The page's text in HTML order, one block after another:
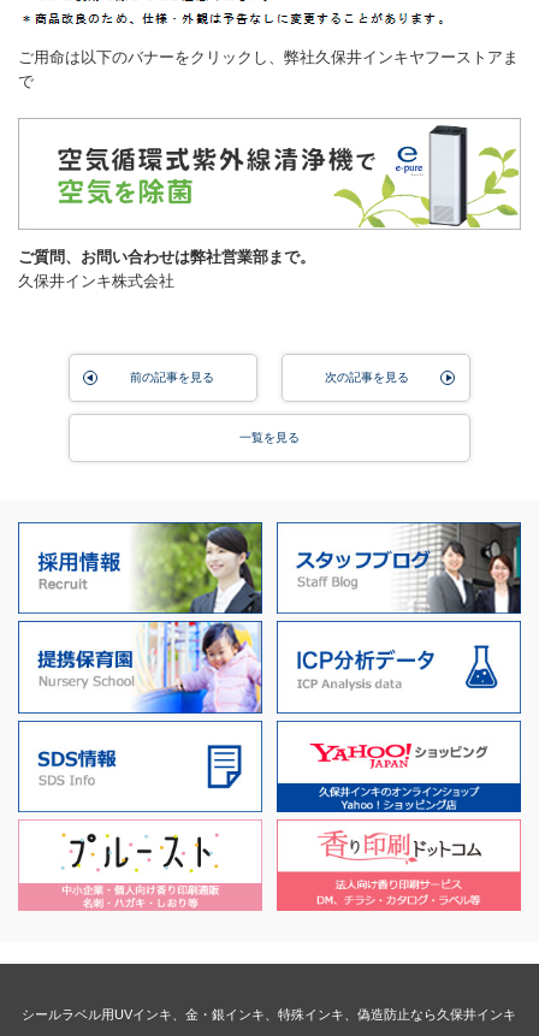
ご用命は以下のバナーをクリックし、弊社久保井インキヤフーストアま
で
ご質問、お問い合わせは弊社営業部まで。
久保井インキ株式会社
前の記事を見る 次の記事を見る
一覧を見る
シールラベル用UVインキ、金・銀インキ、特殊インキ、偽造防止なら久保井インキ